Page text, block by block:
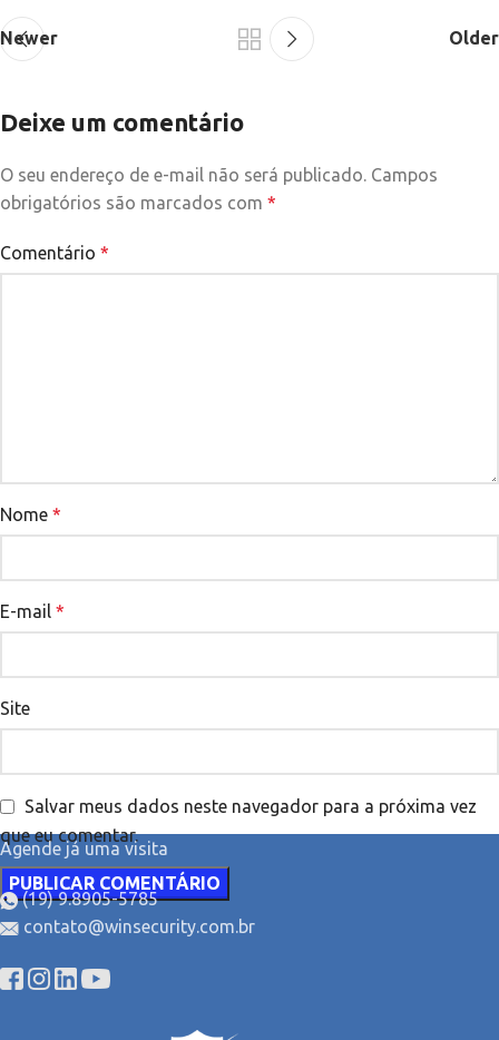
Newer Older
Deixe um comentário
O seu endereço de e-mail não será publicado. Campos
obrigatórios são marcados com *
Comentário *
Nome *
E-mail *
Site
Salvar meus dados neste navegador para a próxima vez
que eu comentar.
Agende já uma visita
(19) 9.8905-5785
contato@winsecurity.com.br